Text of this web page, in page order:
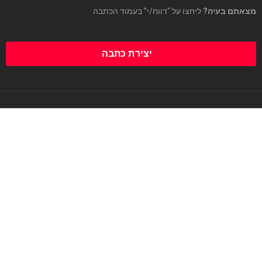
מצאתם בעיה? ליחצו על “דווח/י” בעמוד הכתבה
יצירת כתבה